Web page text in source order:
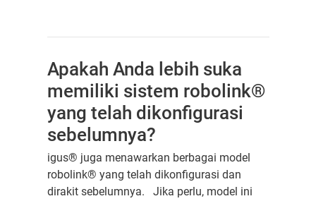
Apakah Anda lebih suka
memiliki sistem robolink®
yang telah dikonfigurasi
sebelumnya?
igus® juga menawarkan berbagai model
robolink® yang telah dikonfigurasi dan
dirakit sebelumnya. Jika perlu, model ini